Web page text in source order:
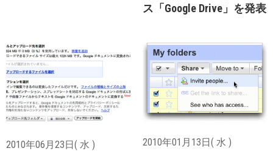
ス「Google Drive」を発表
2010年06月23日( 水 ) 2010年01月13日( 水 )